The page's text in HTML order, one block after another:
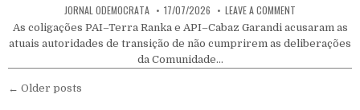
AUTHOR:
JORNAL ODEMOCRATA PUBLISHED DATE:
17/07/2026 LEAVE A COMMENT
As coligações PAI–Terra Ranka e API–Cabaz Garandi acusaram as
atuais autoridades de transição de não cumprirem as deliberações
da Comunidade…
Navegação por posts
← Older posts